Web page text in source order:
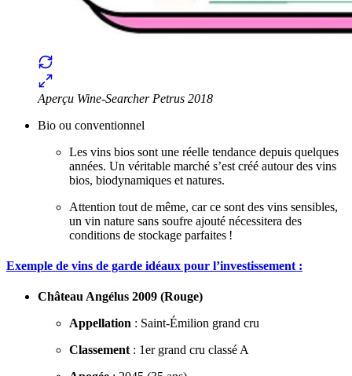
Aperçu Wine-Searcher Petrus 2018
Bio ou conventionnel
Les vins bios sont une réelle tendance depuis quelques
années. Un véritable marché s’est créé autour des vins
bios, biodynamiques et natures.
Attention tout de même, car ce sont des vins sensibles,
un vin nature sans soufre ajouté nécessitera des
conditions de stockage parfaites !
Exemple de vins de garde idéaux pour l’investissement :
Château Angélus 2009 (Rouge)
Appellation : Saint-Émilion grand cru
Classement : 1er grand cru classé A